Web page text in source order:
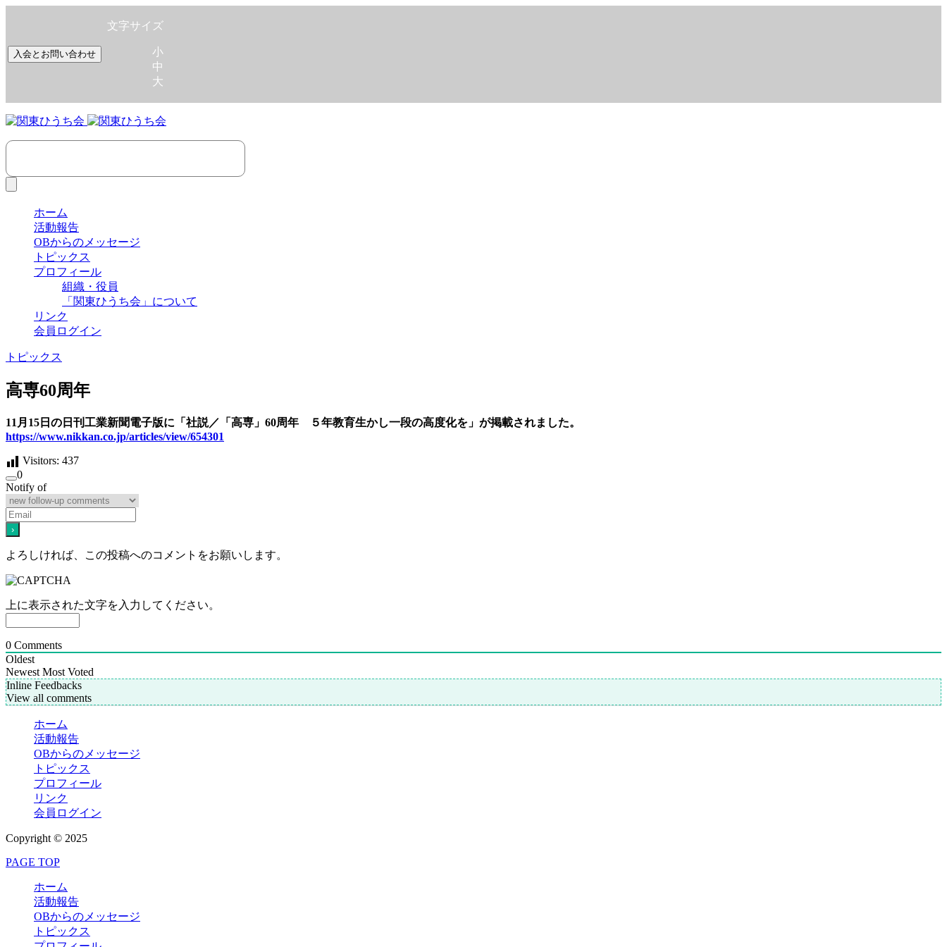
入会とお問い合わせ
文字サイズ
小
中
大
ホーム
活動報告
OBからのメッセージ
トピックス
プロフィール
組織・役員
「関東ひうち会」について
リンク
会員ログイン
トピックス
高専60周年
11月15日の日刊工業新聞電子版に「社説／「高専」60周年 ５年教育生かし一段の高度化を」が掲載されました。
https://www.nikkan.co.jp/articles/view/654301
Visitors: 437
0
Notify of
よろしければ、この投稿へのコメントをお願いします。
上に表示された文字を入力してください。
0 Comments
Oldest
Newest Most Voted
Inline Feedbacks
View all comments
ホーム
活動報告
OBからのメッセージ
トピックス
プロフィール
リンク
会員ログイン
Copyright © 2025
PAGE TOP
ホーム
活動報告
OBからのメッセージ
トピックス